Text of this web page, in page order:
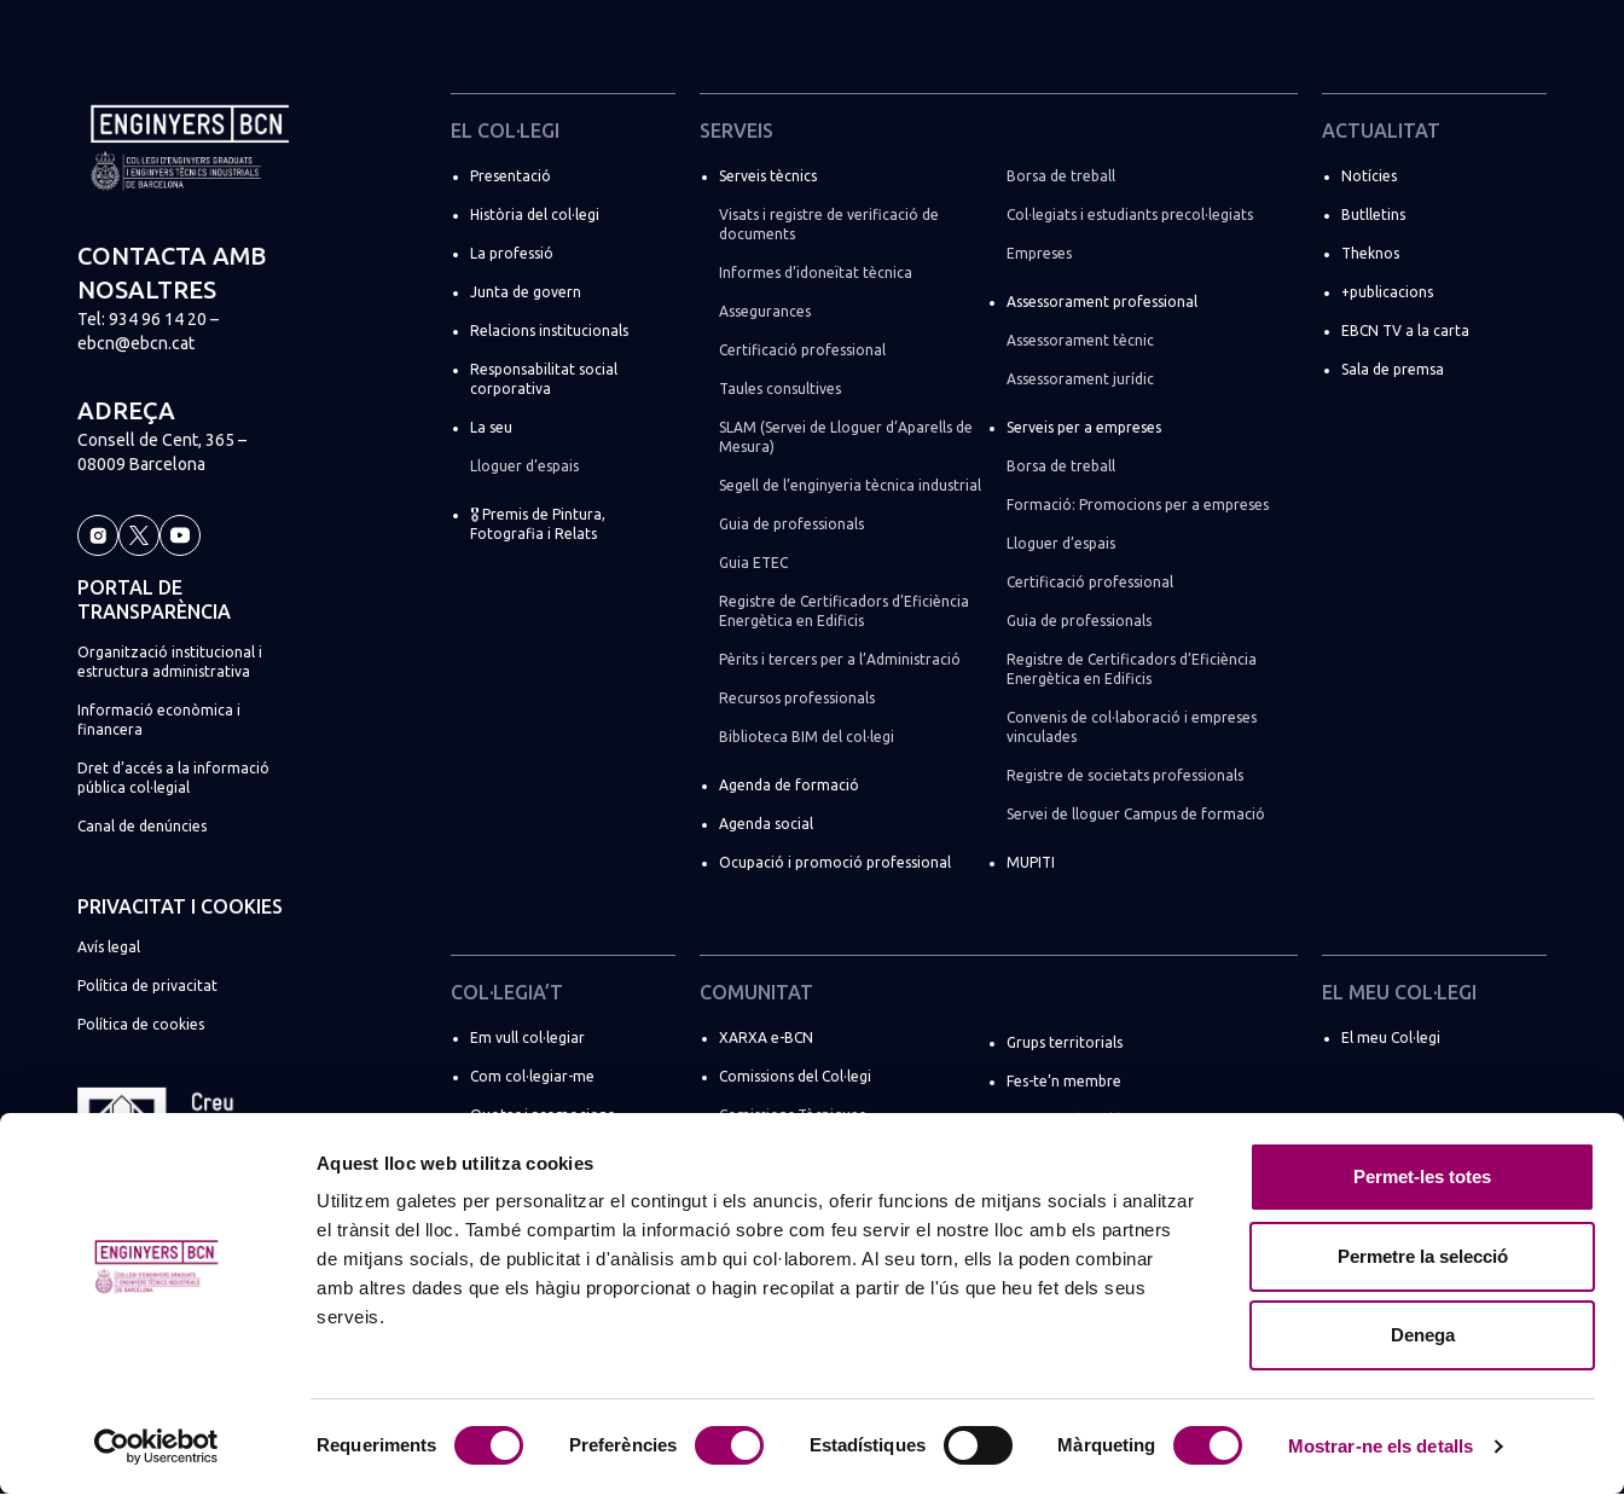
Aquest lloc web utilitza cookies
Utilitzem galetes per personalitzar el contingut i els anuncis, oferir funcions de mitjans socials i analitzar
el trànsit del lloc. També compartim la informació sobre com feu servir el nostre lloc amb els partners
de mitjans socials, de publicitat i d'anàlisis amb qui col·laborem. Al seu torn, ells la poden combinar
amb altres dades que els hàgiu proporcionat o hagin recopilat a partir de l'ús que heu fet dels seus
serveis.
Requeriments Preferències Estadístiques Màrqueting Mostrar-ne els detalls
Permet-les totes
Permetre la selecció
Denega
CONTACTA AMB
NOSALTRES
Tel: 934 96 14 20 –
ebcn@ebcn.cat
ADREÇA
Consell de Cent, 365 –
08009 Barcelona
PORTAL DE
TRANSPARÈNCIA
Organització institucional i
estructura administrativa
Informació econòmica i
financera
Dret d’accés a la informació
pública col·legial
Canal de denúncies
PRIVACITAT I COOKIES
Avís legal
Política de privacitat
Política de cookies
EL COL·LEGI
Presentació
Història del col·legi
La professió
Junta de govern
Relacions institucionals
Responsabilitat social
corporativa
La seu
Lloguer d’espais
🎖️ Premis de Pintura,
Fotografia i Relats
SERVEIS
Serveis tècnics
Visats i registre de verificació de
documents
Informes d’idoneïtat tècnica
Assegurances
Certificació professional
Taules consultives
SLAM (Servei de Lloguer d’Aparells de
Mesura)
Segell de l’enginyeria tècnica industrial
Guia de professionals
Guia ETEC
Registre de Certificadors d’Eficiència
Energètica en Edificis
Pèrits i tercers per a l’Administració
Recursos professionals
Biblioteca BIM del col·legi
Agenda de formació
Agenda social
Ocupació i promoció professional
Borsa de treball
Col·legiats i estudiants precol·legiats
Empreses
Assessorament professional
Assessorament tècnic
Assessorament jurídic
Serveis per a empreses
Borsa de treball
Formació: Promocions per a empreses
Lloguer d’espais
Certificació professional
Guia de professionals
Registre de Certificadors d’Eficiència
Energètica en Edificis
Convenis de col·laboració i empreses
vinculades
Registre de societats professionals
Servei de lloguer Campus de formació
MUPITI
ACTUALITAT
Notícies
Butlletins
Theknos
+publicacions
EBCN TV a la carta
Sala de premsa
COL·LEGIA’T
Em vull col·legiar
Com col·legiar-me
Quotes i promocions
☀️ Promoció d’estiu
Soc estudiant
Més tràmits
Suma la teva empresa
professionals
COMUNITAT
XARXA e-BCN
Comissions del Col·legi
Comissions Tècniques
Comissions Socials
Comissions de règim especial
Grups territorials
Fes-te’n membre
ENGINYERS BCN a les xarxes
Espais de networking
EL MEU COL·LEGI
El meu Col·legi